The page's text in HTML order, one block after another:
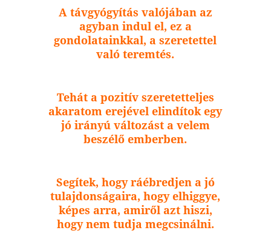
A távgyógyítás valójában az
agyban indul el, ez a
gondolatainkkal, a szeretettel
való teremtés.
Tehát a pozitív szeretetteljes
akaratom erejével elindítok egy
jó irányú változást a velem
beszélő emberben.
Segítek, hogy ráébredjen a jó
tulajdonságaira, hogy elhiggye,
képes arra, amiről azt hiszi,
hogy nem tudja megcsinálni.